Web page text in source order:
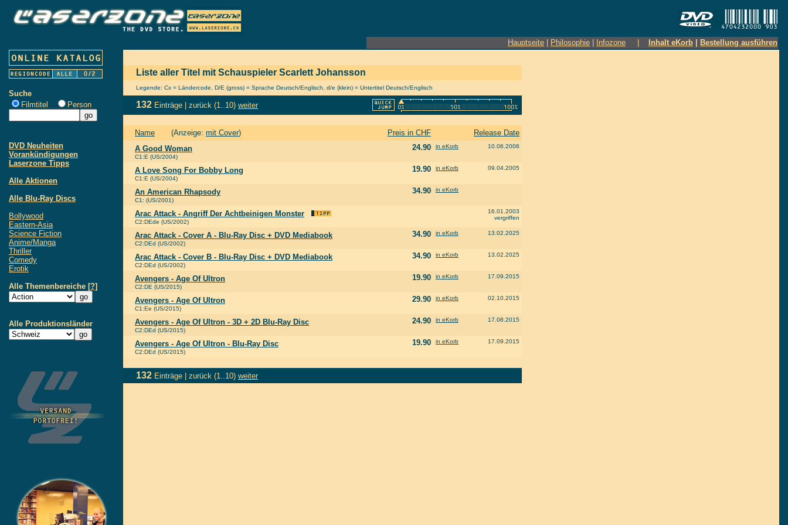
Hauptseite Philosophie Infozone Inhalt eKorb Bestellung ausführen
Suche
Filmtitel
Person
DVD Neuheiten
Vorankündigungen
Laserzone Tipps
Alle Aktionen
Alle Blu-Ray Discs
Bollywood
Eastern-Asia
Science Fiction
Anime/Manga
Thriller
Comedy
Erotik
Alle Themenbereiche [?]
Alle Produktionsländer
Liste aller Titel mit Schauspieler Scarlett Johansson
Legende: Cx = Ländercode, D/E (gross) = Sprache Deutsch/Englisch, d/e (klein) = Untertitel Deutsch/Englisch
132 Einträge | zurück (1..10) weiter
Name (Anzeige: mit Cover) Preis in CHF
Release Date
A Good Woman
C1:E (US/2004)
24.90 in eKorb 10.06.2006
A Love Song For Bobby Long
C1:E (US/2004)
19.90 in eKorb 09.04.2005
An American Rhapsody
C1: (US/2001)
34.90 in eKorb
Arac Attack - Angriff Der Achtbeinigen Monster
C2:DEde (US/2002)
16.01.2003
vergriffen
Arac Attack - Cover A - Blu-Ray Disc + DVD Mediabook
C2:DEd (US/2002)
34.90 in eKorb 13.02.2025
Arac Attack - Cover B - Blu-Ray Disc + DVD Mediabook
C2:DEd (US/2002)
34.90 in eKorb 13.02.2025
Avengers - Age Of Ultron
C2:DE (US/2015)
19.90 in eKorb 17.09.2015
Avengers - Age Of Ultron
C1:Ee (US/2015)
29.90 in eKorb 02.10.2015
Avengers - Age Of Ultron - 3D + 2D Blu-Ray Disc
C2:DEd (US/2015)
24.90 in eKorb 17.08.2015
Avengers - Age Of Ultron - Blu-Ray Disc
C2:DEd (US/2015)
19.90 in eKorb 17.09.2015
132 Einträge | zurück (1..10) weiter